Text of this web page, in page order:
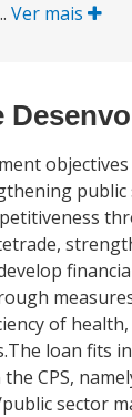
Ver mais
of
loan fits
CPS,
sector